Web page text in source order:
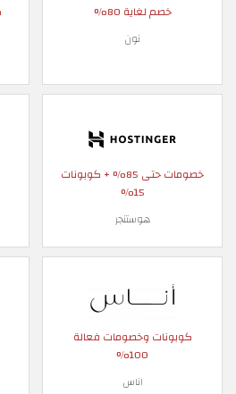
خصم لغاية 80%
نون
خصومات حتى 85% + كوبونات
15%
هوستنجر
كوبونات وخصومات فعالة
100%
اناس